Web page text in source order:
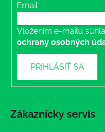
Email
Vložením e-mailu
ochrany osobných
PRIHLÁSIŤ SA
Zákaznícky servis